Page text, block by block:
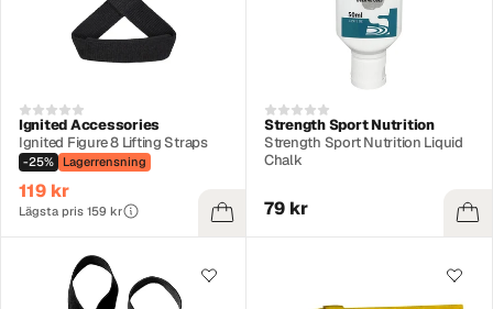
Ignited Accessories
Ignited Figure 8 Lifting Straps
-25% Lagerrensning
119 kr
Lägsta pris 159 kr
Strength Sport Nutrition
Strength Sport Nutrition Liquid
Chalk
79 kr